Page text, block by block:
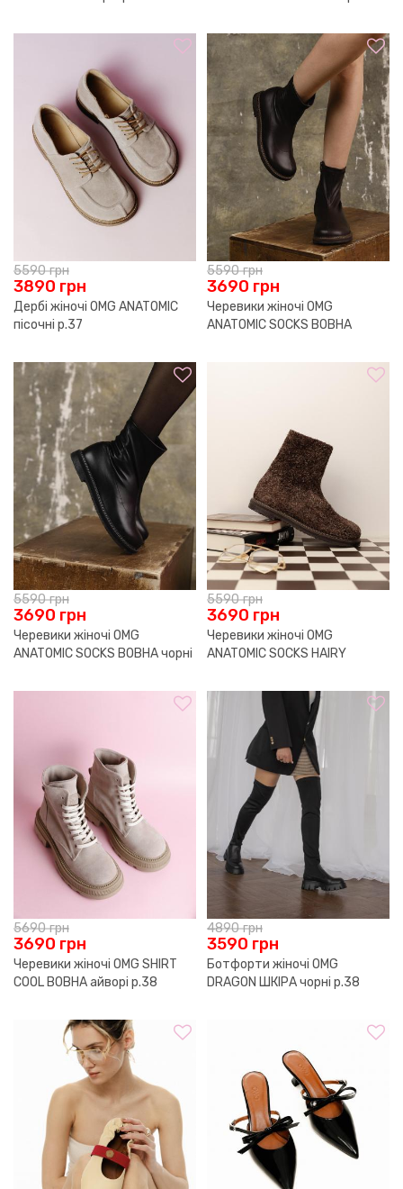
5590грн
3890 грн
Дербі жіночі OMG ANATOMIC
пісочні р.37
5590грн
3690 грн
Черевики жіночі OMG
ANATOMIC SOCKS ВОВНА
5590грн
3690 грн
Черевики жіночі OMG
ANATOMIC SOCKS ВОВНА чорні
5590грн
3690 грн
Черевики жіночі OMG
ANATOMIC SOCKS HAIRY
5690грн
3690 грн
Черевики жіночі OMG SHIRT
COOL ВОВНА айворі р.38
4890грн
3590 грн
Ботфорти жіночі OMG
DRAGON ШКІРА чорні р.38